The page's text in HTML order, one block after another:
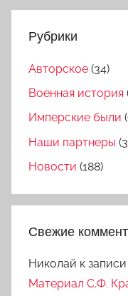
Рубрики
Авторское (34)
Военная история
Имперские были
Наши партнеры
Новости (188)
Свежие
Николай к записи
Материал С.Ф.